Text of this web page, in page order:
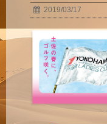
2019/03/17